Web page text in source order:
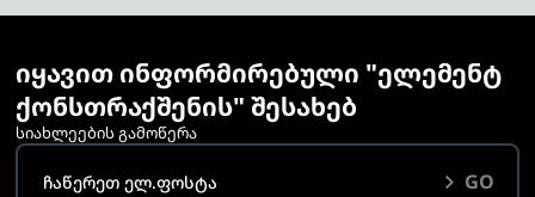
იყავით ინფორმირებული "ელემენტ
ქონსთრაქშენის" შესახებ
სიახლეების გამოწერა
GO